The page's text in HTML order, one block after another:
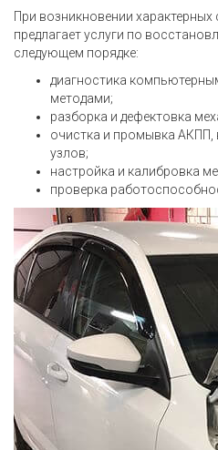
При возникновении
предлагает услуги по
следующем порядке:
диагностика
методами;
разборка и дефектовка
очистка и промывка АКПП,
узлов;
настройка и калибровка
проверка